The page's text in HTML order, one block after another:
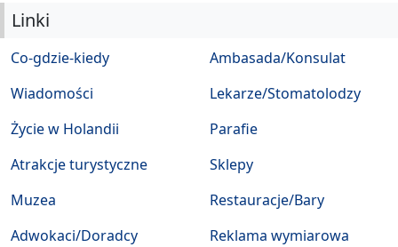
Linki
Co-gdzie-kiedy
Wiadomości
Życie w Holandii
Atrakcje turystyczne
Muzea
Ambasada/Konsulat
Lekarze/Stomatolodzy
Parafie
Sklepy
Restauracje/Bary
Adwokaci/Doradcy
Reklama wymiarowa